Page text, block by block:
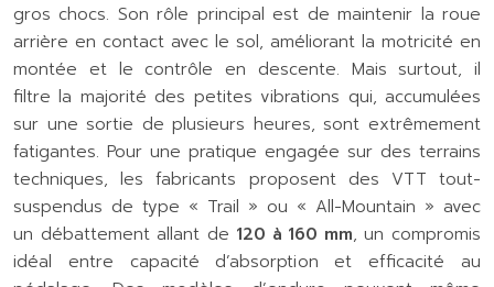
gros chocs. Son rôle principal est de maintenir la roue
arrière en contact avec le sol, améliorant la motricité en
montée et le contrôle en descente. Mais surtout, il
filtre la majorité des petites vibrations qui, accumulées
sur une sortie de plusieurs heures, sont extrêmement
fatigantes. Pour une pratique engagée sur des terrains
techniques, les fabricants proposent des VTT tout-
suspendus de type « Trail » ou « All-Mountain » avec
un débattement allant de 120 à 160 mm, un compromis
idéal entre capacité d’absorption et efficacité au